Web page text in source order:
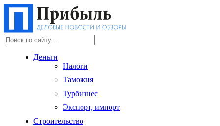
Деньги
Налоги
Таможня
Турбизнес
Экспорт, импорт
Строительство